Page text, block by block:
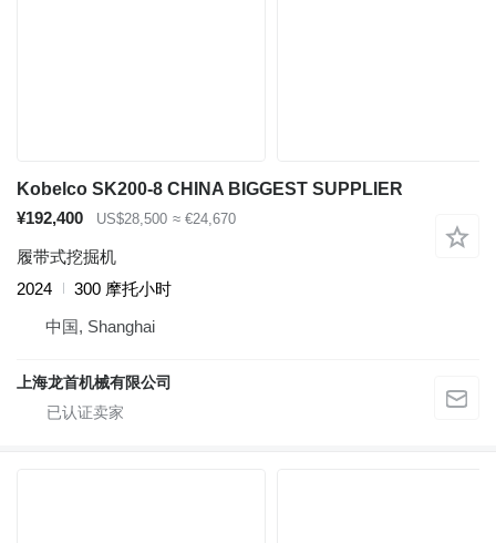
Kobelco SK200-8 CHINA BIGGEST SUPPLIER
¥192,400
US$28,500 ≈ €24,670
履带式挖掘机
2024
300 摩托小时
中国, Shanghai
上海龙首机械有限公司